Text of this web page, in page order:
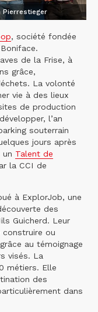
Pierrestieger
, société fondée
de la Frise, à
grâce,
La volonté
vie à des lieux
de production
l’an
souterrain
jours après
un Talent de
la CCI de
à ExplorJob, une
des
Guicherd. Leur
ou
au témoignage
visés. La
métiers. Elle
des
dans